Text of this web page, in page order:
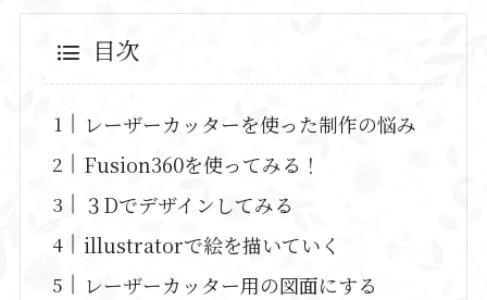
目次
レーザーカッターを使った制作の悩み
Fusion360を使ってみる！
３Dでデザインしてみる
illustratorで絵を描いていく
レーザーカッター用の図面にする